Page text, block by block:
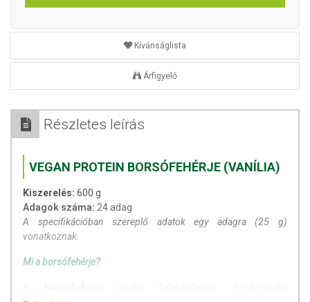
Kívánságlista
Árfigyelő
Részletes leírás
VEGAN PROTEIN BORSÓFEHÉRJE (VANÍLIA)
Kiszerelés: 600 g
Adagok száma: 24 adag
A specifikációban szereplő adatok egy adagra (25 g)
vonatkoznak.
Mi a borsófehérje?